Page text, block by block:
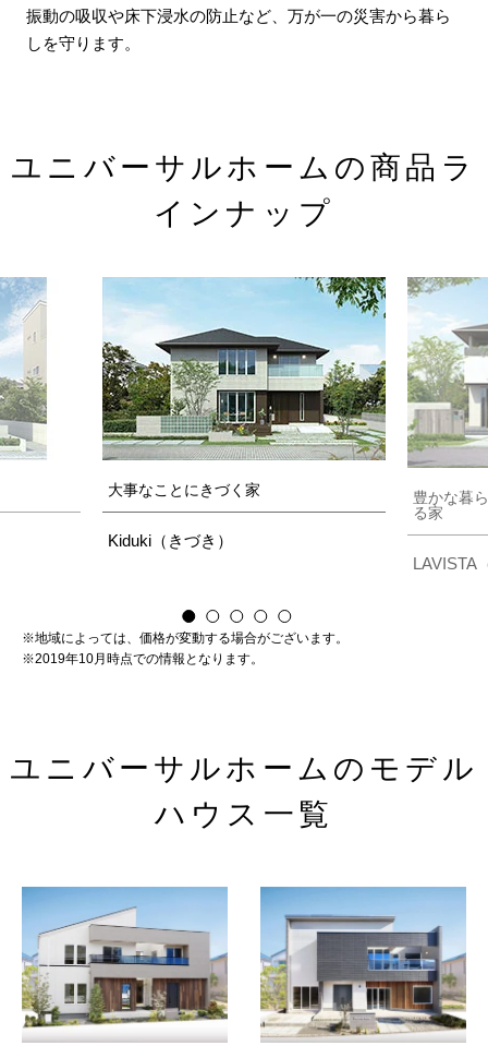
振動の吸収や床下浸水の防止など、万が一の災害から暮ら
しを守ります。
ユニバーサルホームの商品ラ
インナップ
大事なことにきづく家
Kiduki（きづき）
豊かな暮
る家
LAVISTA
※地域によっては、価格が変動する場合がございます。
※2019年10月時点での情報となります。
ユニバーサルホームのモデル
ハウス一覧